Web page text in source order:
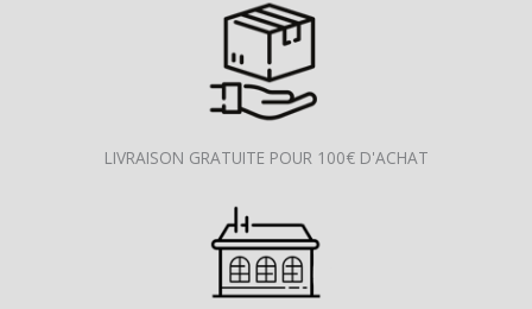
LIVRAISON GRATUITE POUR 100€ D'ACHAT